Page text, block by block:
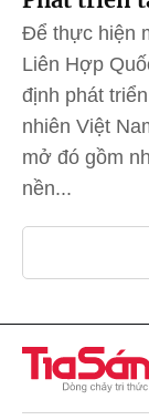
Để thực hiện
Liên Hợp
định phát
nhiên Việt
mở đó gồm
nền...